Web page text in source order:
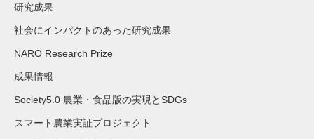
研究成果
社会にインパクトのあった研究成果
NARO Research Prize
成果情報
Society5.0 農業・食品版の実現とSDGs
スマート農業実証プロジェクト